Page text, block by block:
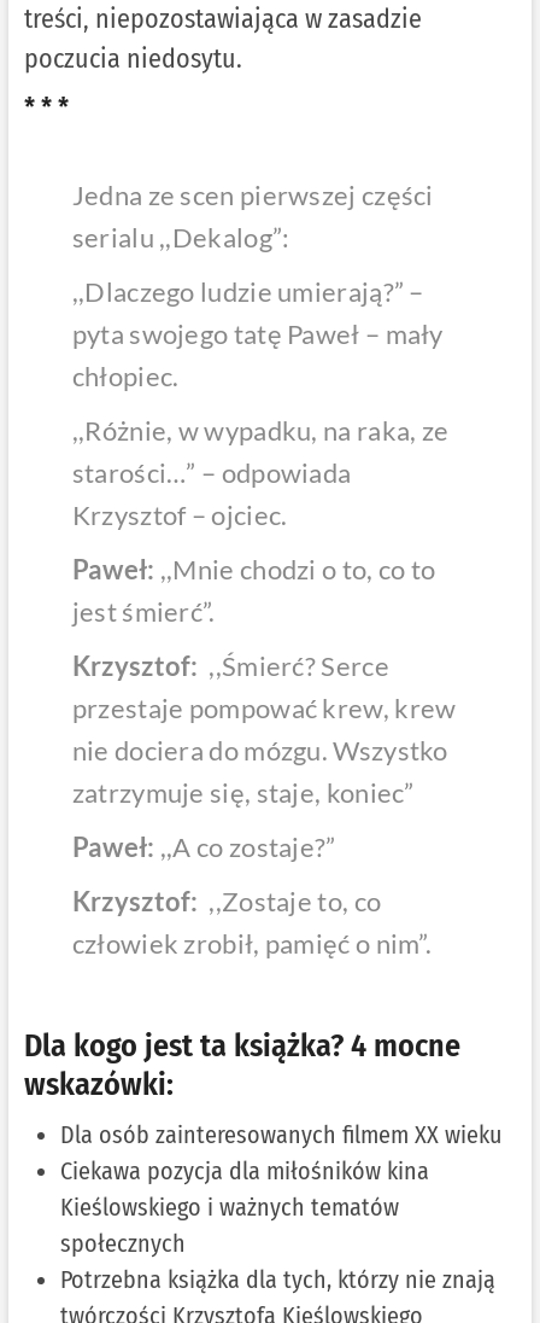
treści, niepozostawiająca w zasadzie
poczucia niedosytu.
* * *
Jedna ze scen pierwszej części
serialu ,,Dekalog”:
,,Dlaczego ludzie umierają?” –
pyta swojego tatę Paweł – mały
chłopiec.
,,Różnie, w wypadku, na raka, ze
starości…” – odpowiada
Krzysztof – ojciec.
Paweł: ,,Mnie chodzi o to, co to
jest śmierć”.
Krzysztof: ,,Śmierć? Serce
przestaje pompować krew, krew
nie dociera do mózgu. Wszystko
zatrzymuje się, staje, koniec”
Paweł: ,,A co zostaje?”
Krzysztof: ,,Zostaje to, co
człowiek zrobił, pamięć o nim”.
Dla kogo jest ta książka? 4 mocne
wskazówki:
Dla osób zainteresowanych filmem XX wieku
Ciekawa pozycja dla miłośników kina
Kieślowskiego i ważnych tematów
społecznych
Potrzebna książka dla tych, którzy nie znają
twórczości Krzysztofa Kieślowskiego